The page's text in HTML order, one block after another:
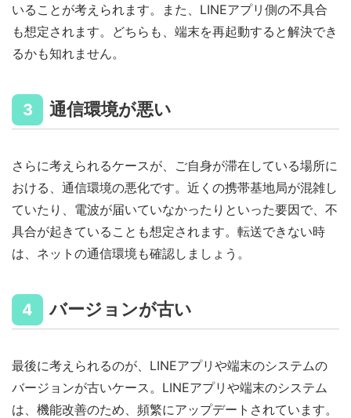
いることが考えられます。また、LINEアプリ側の不具合
も想定されます。どちらも、端末を再起動すると解決でき
るかも知れません。
3 通信環境が悪い
さらに考えられるケースが、ご自身が滞在している場所に
おける、通信環境の悪化です。近くの携帯基地局が混雑し
ていたり、電波が届いていなかったりといった要因で、不
具合が起きていることも想定されます。転送できない時
は、ネットの通信環境も確認しましょう。
4 バージョンが古い
最後に考えられるのが、LINEアプリや端末のシステムの
バージョンが古いケース。LINEアプリや端末のシステム
は、機能改善のため、頻繁にアップデートされています。